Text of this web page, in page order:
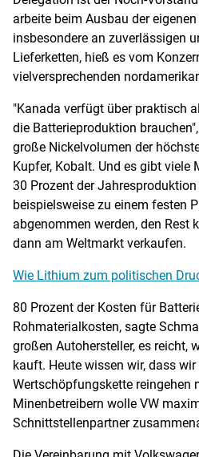
arbeite beim Ausbau der
insbesondere an zuverlässigen
Lieferketten, hieß es vom
vielversprechenden
"Kanada verfügt über praktisch
die Batterieproduktion
große Nickelvolumen der
Kupfer, Kobalt. Und es gibt viele
30 Prozent der
beispielsweise zu einem festen
abgenommen werden, den Rest
dann am Weltmarkt verkaufen.
Wie Lithium zum politischen
80 Prozent der Kosten für
Rohmaterialkosten, sagte
großen Autohersteller, es reicht,
kauft. Heute wissen wir, dass
Wertschöpfungskette reingehen
Minenbetreibern wolle VW
Schnittstellenpartner